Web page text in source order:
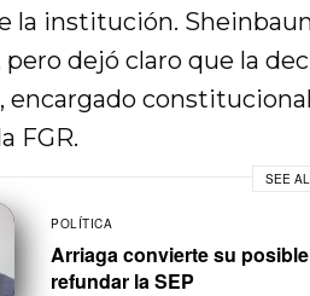
la institución.
dejó claro que la
encargado
FGR.
SEE
POLÍTICA
Arriaga convierte su
refundar la SEP